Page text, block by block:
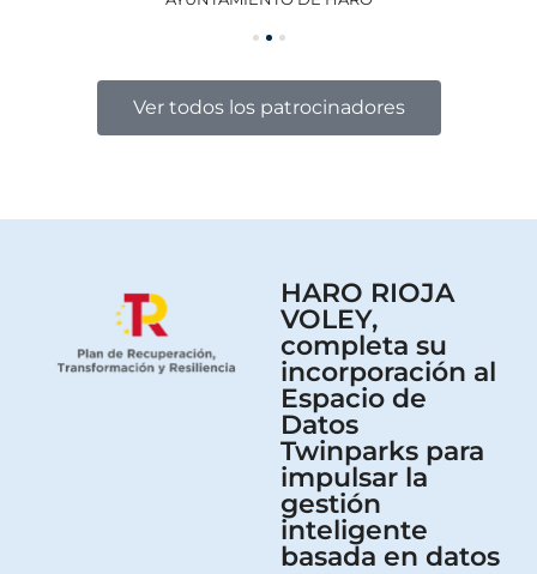
Ver todos los patrocinadores
HARO RIOJA
VOLEY,
completa su
incorporación al
Espacio de
Datos
Twinparks para
impulsar la
gestión
inteligente
basada en datos